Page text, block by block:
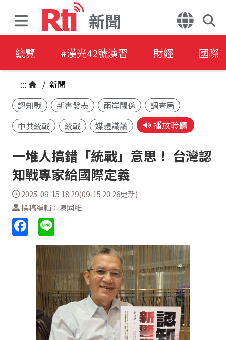
新聞
總覽 #漢光42號演習 財經 國際
::: / 新聞
認知戰
新書發表 兩岸關係
調查局
中共統戰
統戰 媒體識讀 播放聆聽
一堆人搞錯「統戰」意思！ 台灣認
知戰專家給國際定義
2025-09-15 18:29(09-15 20:26更新)
撰稿編輯：陳國維